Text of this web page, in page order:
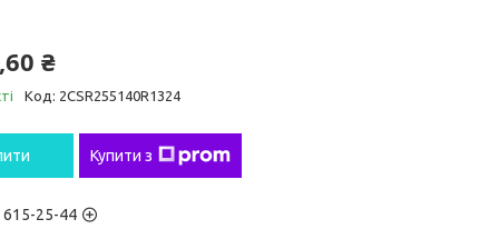
₴
Код: 2CSR255140R1324
Купити з
615-25-44